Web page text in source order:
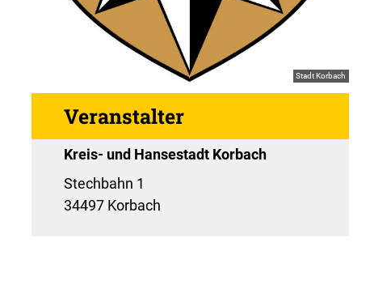
Stadt Korbach
Veranstalter
Kreis- und Hansestadt Korbach
Stechbahn 1
34497 Korbach